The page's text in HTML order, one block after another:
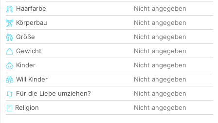
Haarfarbe
Nicht angegeben
Körperbau
Nicht angegeben
Größe
Nicht angegeben
Gewicht
Nicht angegeben
Kinder
Nicht angegeben
Will Kinder
Nicht angegeben
Für die Liebe umziehen?
Nicht angegeben
Religion
Nicht angegeben